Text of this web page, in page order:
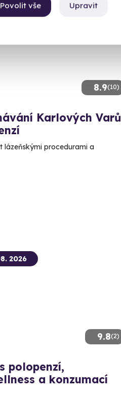
Upravit
Povolit vše
8.9(10)
Karlových Varů
lázeňskými procedurami a
9.8(2)
2026
polopenzí,
a konzumací